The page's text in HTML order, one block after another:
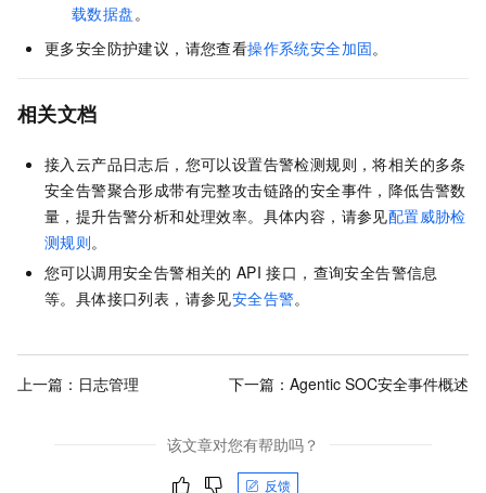
载数据盘。
更多安全防护建议，请您查看操作系统安全加固。
相关文档
接入云产品日志后，您可以设置告警检测规则，将相关的多条
安全告警聚合形成带有完整攻击链路的安全事件，降低告警数
量，提升告警分析和处理效率。具体内容，请参见配置威胁检
测规则。
您可以调用安全告警相关的 API 接口，查询安全告警信息
等。具体接口列表，请参见安全告警。
上一篇： 日志管理 下一篇： Agentic SOC安全事件概述
该文章对您有帮助吗？
反馈